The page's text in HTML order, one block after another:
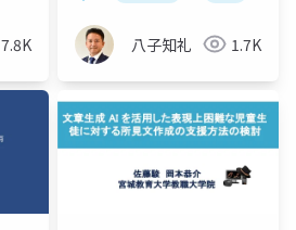
7.8K 八子知礼 1.7K